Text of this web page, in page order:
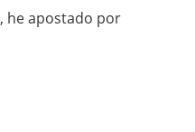
, he apostado por